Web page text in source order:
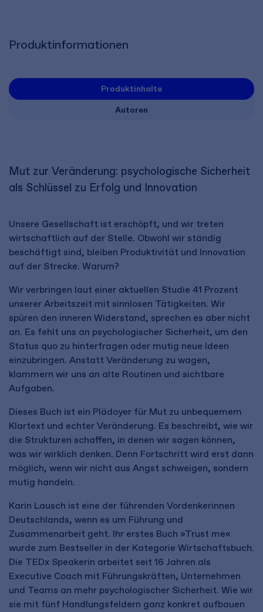
Produktinformationen
Produktinhalte
Autoren
Mut zur Veränderung: psychologische Sicherheit
als Schlüssel zu Erfolg und Innovation
Unsere Gesellschaft ist erschöpft, und wir treten
wirtschaftlich auf der Stelle. Obwohl wir ständig
beschäftigt sind, bleiben Produktivität und Innovation
auf der Strecke. Warum?
Wir verbringen laut einer aktuellen Studie 41 Prozent
unserer Arbeitszeit mit sinnlosen Tätigkeiten. Wir
spüren den inneren Widerstand, sprechen es aber nicht
an. Es fehlt uns an psychologischer Sicherheit, um den
Status quo zu hinterfragen oder mutig neue Ideen
einzubringen. Anstatt Veränderung zu wagen,
klammern wir uns an alte Routinen und sichtbare
Aufgaben.
Dieses Buch ist ein Plädoyer für Mut zu unbequemem
Klartext und echter Veränderung. Es beschreibt, wie wir
die Strukturen schaffen, in denen wir sagen können,
was wir wirklich denken. Denn Fortschritt wird erst dann
möglich, wenn wir nicht aus Angst schweigen, sondern
mutig handeln.
Karin Lausch ist eine der führenden Vordenkerinnen
Deutschlands, wenn es um Führung und
Zusammenarbeit geht. Ihr erstes Buch »Trust me«
wurde zum Bestseller in der Kategorie Wirtschaftsbuch.
Die TEDx Speakerin arbeitet seit 16 Jahren als
Executive Coach mit Führungskräften, Unternehmen
und Teams an mehr psychologischer Sicherheit. Wie wir
sie mit fünf Handlungsfeldern ganz konkret aufbauen